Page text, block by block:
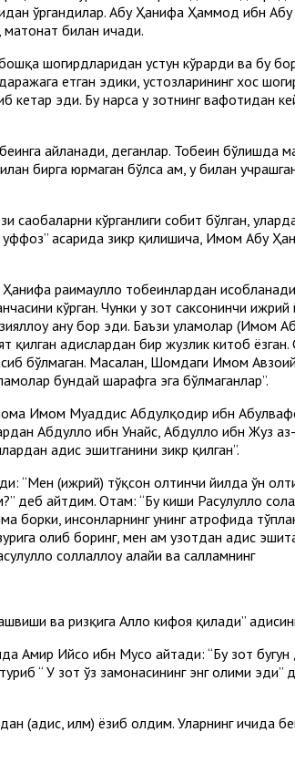
ўргандилар. Абу Ҳанифа Ҳаммод ибн
матонат билан ичади.
шогирдларидан устун кўрарди ва бу
етган эдики, устозларининг хос
эди. Бу нарса у зотнинг вафотидан
айланади, деганлар. Тобеин бўлишда
бирга юрмаган бўлса ҳам, у билан
кўрганлиги собит бўлган,
асарида зикр қилишича, Имом Абу
раҳимаҳуллоҳ тобеинлардан
кўрган. Чунки у зот саксонинчи
анҳу бор эди. Баъзи уламолар
ҳадислардан бир жузлик китоб
бўлмаган. Масалан, Шомдаги Имом
бундай шарафга эга бўлмаганлар”.
Имом Муҳаддис Абдулқодир ибн
Абдуллоҳ ибн Унайс, Абдуллоҳ ибн Жуз
ҳадис эшитганини зикр қилган”.
“Мен (ҳижрий) тўқсон олтинчи йилда ўн
айтдим. Отам: “Бу киши Расулуллоҳ
борки, инсонларнинг унинг атрофида
олиб боринг, мен ҳам узотдан ҳадис
соллаллоҳу алайҳи ва салламнинг
ва ризқига Аллоҳ кифоя қилади”
Амир Ийсо ибн Мусо айтади: “Бу зот
“ У зот ўз замонасининг энг олими эди”
(ҳадис, илм) ёзиб олдим. Уларнинг ичида